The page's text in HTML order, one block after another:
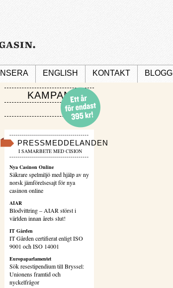
ENGLISH KONTAKT BLOGG
KAMPANJ
PRESSMEDDELANDEN
I SAMARBETE MED CISION
Nya Casinon Online
Säkrare spelmiljö med hjälp av ny
norsk jämförelsesajt för nya
casinon online
AIAR
Blodvittring – AIAR störst i
världen innan årets slut!
IT Gården
IT Gården certifierat enligt ISO
9001 och ISO 14001
Europaparlamentet
Sök resestipendium till Bryssel:
Unionens framtid och
nyckelfrågor